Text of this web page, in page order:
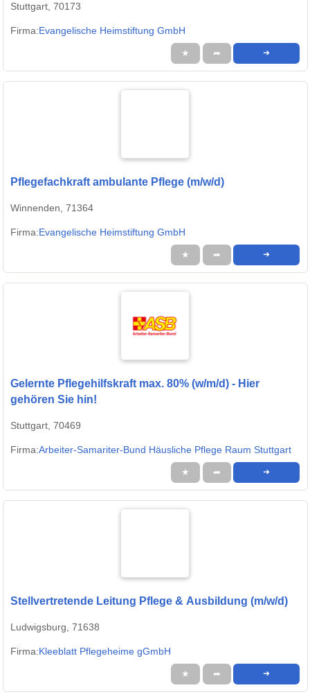
Stuttgart, 70173
Firma:Evangelische Heimstiftung GmbH
★ ➦ ➜
Pflegefachkraft ambulante Pflege (m/w/d)
Winnenden, 71364
Firma:Evangelische Heimstiftung GmbH
★ ➦ ➜
Gelernte Pflegehilfskraft max. 80% (w/m/d) - Hier
gehören Sie hin!
Stuttgart, 70469
Firma:Arbeiter-Samariter-Bund Häusliche Pflege Raum Stuttgart
★ ➦ ➜
Stellvertretende Leitung Pflege & Ausbildung (m/w/d)
Ludwigsburg, 71638
Firma:Kleeblatt Pflegeheime gGmbH
★ ➦ ➜